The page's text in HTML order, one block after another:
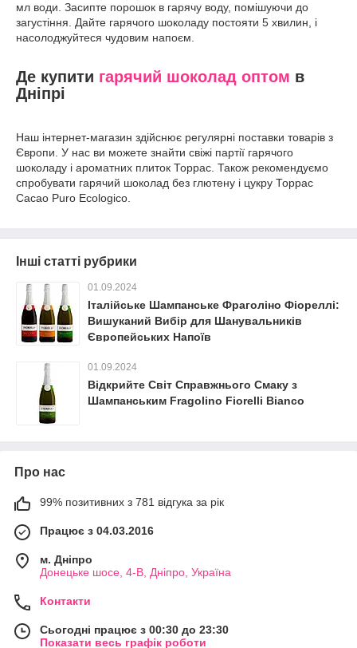
мл води. Засипте порошок в гарячу воду, помішуючи до
загустіння. Дайте гарячого шоколаду постояти 5 хвилин, і
насолоджуйтеся чудовим напоєм.
Де купити гарячий шоколад оптом в
Дніпрі
Наш інтернет-магазин здійснює регулярні поставки товарів з
Європи. У нас ви можете знайти свіжі партії гарячого
шоколаду і ароматних плиток Торрас. Також рекомендуємо
спробувати гарячий шоколад без глютену і цукру Торрас
Cacao Puro Ecologico.
Інші статті рубрики
01.09.2024
Італійське Шампанське Фраголіно Фіореллі:
Вишуканий Вибір для Шанувальників
Європейських Напоїв
01.09.2024
Відкрийте Світ Справжнього Смаку з
Шампанським Fragolino Fiorelli Bianco
Про нас
99% позитивних з 781 відгука за рік
Працює з 04.03.2016
м. Дніпро
Донецьке шосе, 4-В, Дніпро, Україна
Контакти
Сьогодні працює з 00:30 до 23:30
Показати весь графік роботи